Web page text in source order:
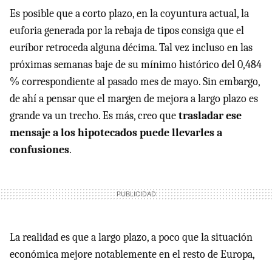
Es posible que a corto plazo, en la coyuntura actual, la
euforia generada por la rebaja de tipos consiga que el
euríbor retroceda alguna décima. Tal vez incluso en las
próximas semanas baje de su mínimo histórico del 0,484
% correspondiente al pasado mes de mayo. Sin embargo,
de ahí a pensar que el margen de mejora a largo plazo es
grande va un trecho. Es más, creo quetrasladar ese
mensaje a los hipotecados puede llevarles a
confusiones.
La realidad es que a largo plazo, a poco que la situación
económica mejore notablemente en el resto de Europa,